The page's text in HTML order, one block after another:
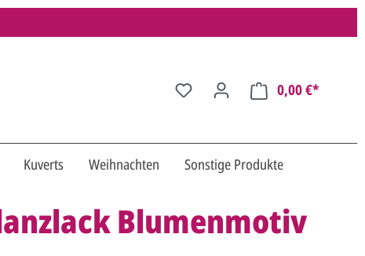
0,00 €*
Kuverts Weihnachten Sonstige Produkte
Blumenmotiv